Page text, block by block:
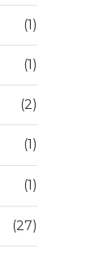
(1)
(1)
(2)
(1)
(1)
(27)